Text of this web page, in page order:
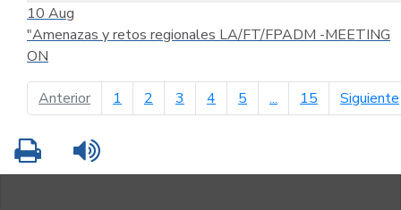
10 Aug
"Amenazas y retos regionales LA/FT/FPADM -MEETING
ON
Anteriorpágina anterior
1 2 3 4 5 ... 15 Siguiente
Imprimir